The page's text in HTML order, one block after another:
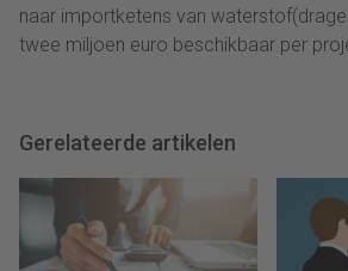
naar importketens van
twee miljoen euro beschikbaar per
Gerelateerde artikelen